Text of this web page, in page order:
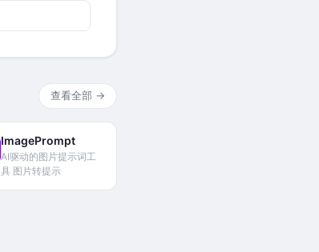
查看全部 →
ImagePrompt
AI驱动的图片提示词工
具 图片转提示